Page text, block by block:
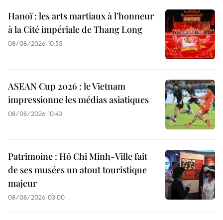
Hanoï : les arts martiaux à l’honneur
à la Cité impériale de Thang Long
08/08/2026 10:55
ASEAN Cup 2026 : le Vietnam
impressionne les médias asiatiques
08/08/2026 10:43
Patrimoine : Hô Chi Minh-Ville fait
de ses musées un atout touristique
majeur
08/08/2026 03:00